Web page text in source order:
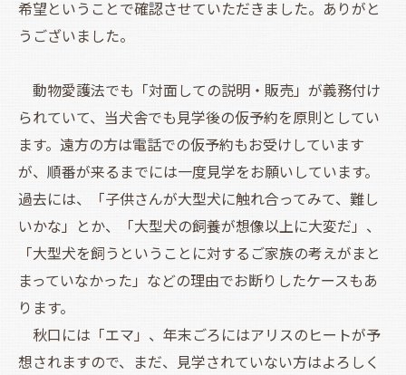
希望ということで確認させていただきました。ありがと
うございました。
動物愛護法でも「対面しての説明・販売」が義務付け
られていて、当犬舎でも見学後の仮予約を原則としてい
ます。遠方の方は電話での仮予約もお受けしています
が、順番が来るまでには一度見学をお願いしています。
過去には、「子供さんが大型犬に触れ合ってみて、難し
いかな」とか、「大型犬の飼養が想像以上に大変だ」、
「大型犬を飼うということに対するご家族の考えがまと
まっていなかった」などの理由でお断りしたケースもあ
ります。
秋口には「エマ」、年末ごろにはアリスのヒートが予
想されますので、まだ、見学されていない方はよろしく